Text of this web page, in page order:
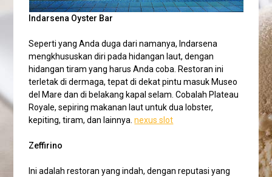
Indarsena Oyster Bar
Seperti yang Anda duga dari namanya, Indarsena
mengkhususkan diri pada hidangan laut, dengan
hidangan tiram yang harus Anda coba. Restoran ini
terletak di dermaga, tepat di dekat pintu masuk Museo
del Mare dan di belakang kapal selam. Cobalah Plateau
Royale, sepiring makanan laut untuk dua lobster,
kepiting, tiram, dan lainnya.nexus slot
Zeffirino
Ini adalah restoran yang indah, dengan reputasi yang